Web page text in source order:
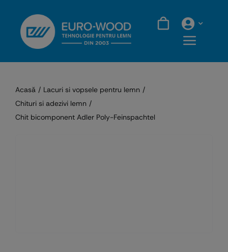
content
Acasă
Lacuri si vopsele pentru lemn
Chituri si adezivi lemn
Chit bicomponent Adler Poly-Feinspachtel